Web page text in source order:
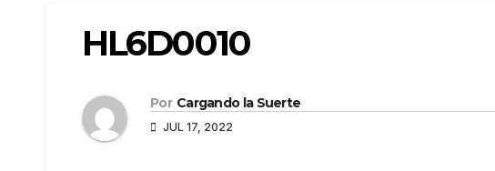
HL6D0010
Por Cargando la Suerte
JUL 17, 2022